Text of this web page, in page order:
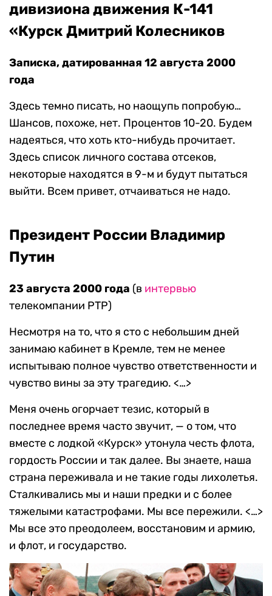
дивизиона движения К-141
«Курск Дмитрий Колесников
Записка, датированная 12 августа 2000
года
Здесь темно писать, но наощупь попробую…
Шансов, похоже, нет. Процентов 10-20. Будем
надеяться, что хоть кто-нибудь прочитает.
Здесь список личного состава отсеков,
некоторые находятся в 9-м и будут пытаться
выйти. Всем привет, отчаиваться не надо.
Президент России Владимир
Путин
23 августа 2000 года (в интервью
телекомпании РТР)
Несмотря на то, что я сто с небольшим дней
занимаю кабинет в Кремле, тем не менее
испытываю полное чувство ответственности и
чувство вины за эту трагедию. <…>
Меня очень огорчает тезис, который в
последнее время часто звучит, — о том, что
вместе с лодкой «Курск» утонула честь флота,
гордость России и так далее. Вы знаете, наша
страна переживала и не такие годы лихолетья.
Сталкивались мы и наши предки и с более
тяжелыми катастрофами. Мы все пережили. <…>
Мы все это преодолеем, восстановим и армию,
и флот, и государство.